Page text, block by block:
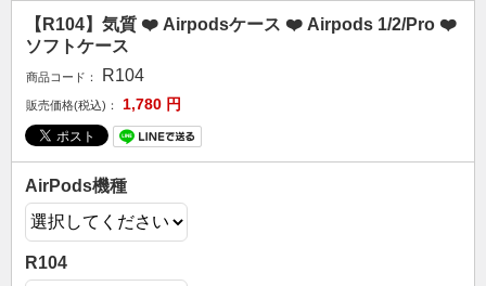
FOLLOW US
Twitter: kumacasestore
E-mail: kumacasestore@gmail.com
Line ID: kumacase
【R104】気質 ❤️ Airpodsケース ❤️ Airpods 1/2/Pro ❤️
ソフトケース
商品コード： R104
販売価格(税込)： 1,780 円
AirPods機種
R104